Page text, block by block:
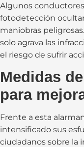
Algunos
fotodetección
maniobras
solo agrava las
el riesgo de sufrir
Medidas
para
Frente a esta
intensificado sus
ciudadanos sobre la